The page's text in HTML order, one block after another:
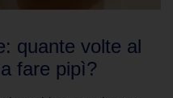
quante volte al
fare pipì?